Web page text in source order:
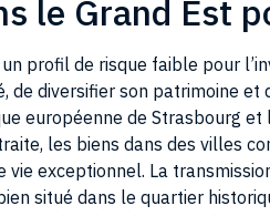
de diversifier son patrimoine
européenne de Strasbourg
les biens dans des villes
vie exceptionnel. La
situé dans le quartier
prend de la valeur avec le